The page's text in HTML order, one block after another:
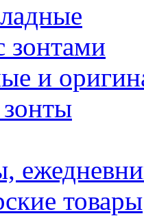
зонтами
и
товары